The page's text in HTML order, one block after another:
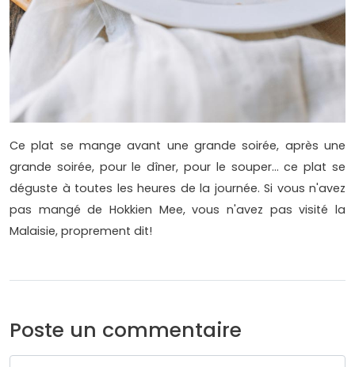
Ce plat se mange avant une grande soirée, après une
grande soirée, pour le dîner, pour le souper… ce plat se
déguste à toutes les heures de la journée. Si vous n'avez
pas mangé de Hokkien Mee, vous n'avez pas visité la
Malaisie, proprement dit!
Poste un commentaire